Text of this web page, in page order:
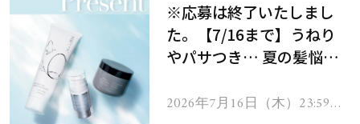
※応募は終了いたしまし
た。【7/16まで】うねり
やパサつき… 夏の髪悩み
ムを13名様にプレゼン
2026年7月16日（木）23:59ま